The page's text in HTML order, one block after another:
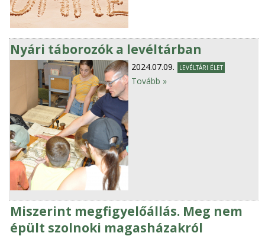
Nyári táborozók a levéltárban
2024.07.09. LEVÉLTÁRI ÉLET
Tovább »
Miszerint megfigyelőállás. Meg nem
épült szolnoki magasházakról